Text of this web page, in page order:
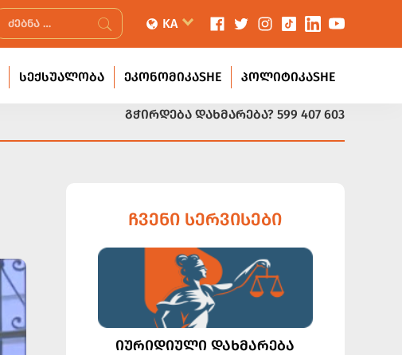
KA
ᲡᲔᲥᲡᲣᲐᲚᲝᲑᲐ ᲔᲙᲝᲜᲝᲛᲘᲙᲐSHE ᲞᲝᲚᲘᲢᲘᲙᲐSHE
ᲒᲭᲘᲠᲓᲔᲑᲐ ᲓᲐᲮᲛᲐᲠᲔᲑᲐ? 599 407 603
ᲩᲕᲔᲜᲘ ᲡᲔᲠᲕᲘᲡᲔᲑᲘ
ᲘᲣᲠᲘᲓᲘᲣᲚᲘ ᲓᲐᲮᲛᲐᲠᲔᲑᲐ